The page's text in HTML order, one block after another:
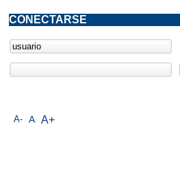
A- A A+
CONECTARSE